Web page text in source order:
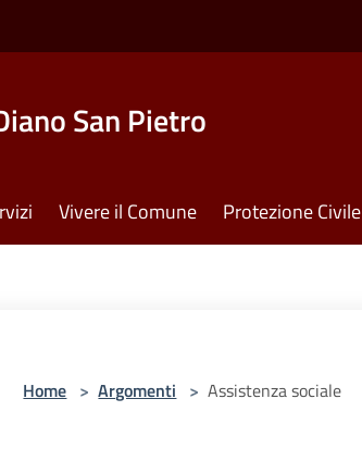
San Pietro
Vivere il Comune Protezione Civile
Home > Argomenti > Assistenza sociale